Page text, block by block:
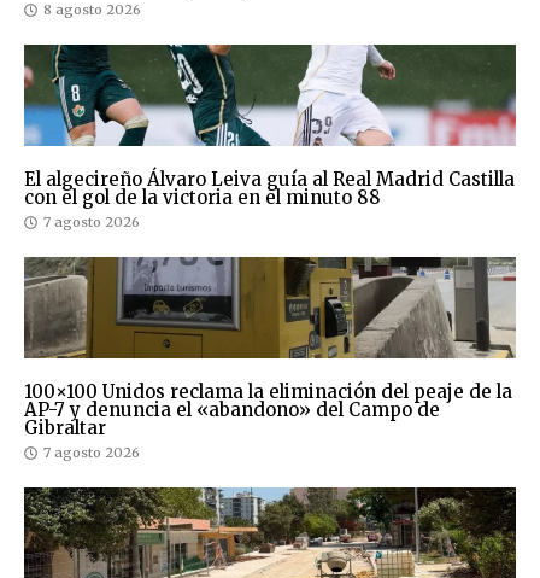
8 agosto 2026
El algecireño Álvaro Leiva guía al Real Madrid Castilla
con el gol de la victoria en el minuto 88
7 agosto 2026
100×100 Unidos reclama la eliminación del peaje de la
AP-7 y denuncia el «abandono» del Campo de
Gibraltar
7 agosto 2026